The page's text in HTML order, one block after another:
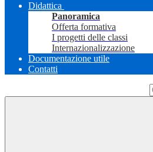
Didattica
Panoramica
Offerta formativa
I progetti delle classi
Internazionalizzazione
Documentazione utile
Contatti